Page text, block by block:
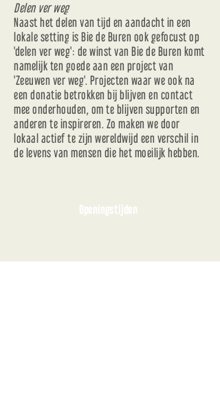
Delen ver weg
Naast het delen van tijd en aandacht in een
lokale setting is Bie de Buren ook gefocust op
'delen ver weg': de winst van Bie de Buren komt
namelijk ten goede aan een project van
'Zeeuwen ver weg'. Projecten waar we ook na
een donatie betrokken bij blijven en contact
mee onderhouden, om te blijven supporten en
anderen te inspireren. Zo maken we door
lokaal actief te zijn wereldwijd een verschil in
de levens van mensen die het moeilijk hebben.
Openingstijden